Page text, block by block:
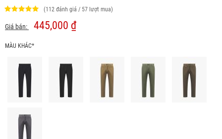
(112 đánh giá / 57 lượt mua)
Giá bán: 445,000 ₫
MÀU KHÁC*